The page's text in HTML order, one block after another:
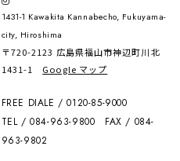
1431-1 Kawakita Kannabecho, Fukuyama-
city, Hiroshima
〒720-2123 広島県福山市神辺町川北
1431-1 Google マップ
FREE DIALE / 0120-85-9000
TEL / 084-963-9800 FAX / 084-
963-9802